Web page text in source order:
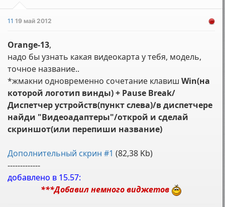
1119 май 2012
Orange-13,
надо бы узнать какая видеокарта у тебя, модель,
точное название..
*жмакни одновременно сочетание клавишWin(на
которой логотип винды) + Pause Break/
Диспетчер устройств(пункт слева)/в диспетчере
найди "Видеоадаптеры"/открой и сделай
скриншот(или перепиши название)
Дополнительный скрин #1 (82,38 Kb)
-------------
добавлено в 15.57:
***Добавил немного виджетов